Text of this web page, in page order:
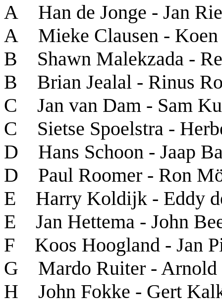
A Han de Jonge - Jan
A Mieke Clausen - Koen
B Shawn Malekzada -
B Brian Jealal - Rinus
C Jan van Dam - Sam
C Sietse Spoelstra -
D Hans Schoon - Jaap
D Paul Roomer - Ron
E Harry Koldijk - Eddy
E Jan Hettema - John
F Koos Hoogland - Jan
G Mardo Ruiter - Arnold
H John Fokke - Gert